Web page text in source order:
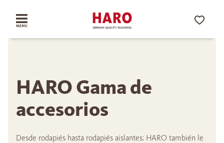
HARO Gama de
accesorios
Desde rodapiés hasta rodapiés aislantes: HARO también le